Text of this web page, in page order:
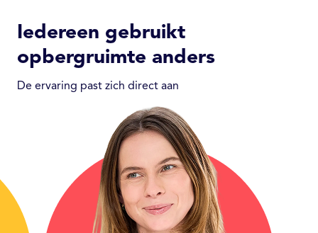
Iedereen gebruikt
opbergruimte anders
De ervaring past zich direct aan